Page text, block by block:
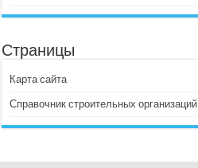
Страницы
Карта сайта
Справочник строительных организаций